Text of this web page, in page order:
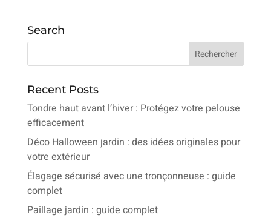
Search
Recent Posts
Tondre haut avant l’hiver : Protégez votre pelouse
efficacement
Déco Halloween jardin : des idées originales pour
votre extérieur
Élagage sécurisé avec une tronçonneuse : guide
complet
Paillage jardin : guide complet